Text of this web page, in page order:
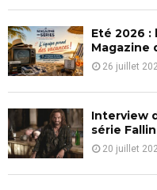
Eté 2026 :
Magazine
26 juillet
Interview
série
20 juillet